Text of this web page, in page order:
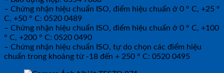
– Chứng nhận hiệu chuẩn ISO, điểm hiệu chuẩn ở 0 ° C, +25 °
C, +50 ° C: 0520 0489
– Chứng nhận hiệu chuẩn ISO, điểm hiệu chuẩn ở 0 ° C, +100
° C, +200 ° C: 0520 0490
– Chứng nhận hiệu chuẩn ISO, tự do chọn các điểm hiệu
chuẩn trong khoảng từ -18 đến + 250 ° C: 0520 0495